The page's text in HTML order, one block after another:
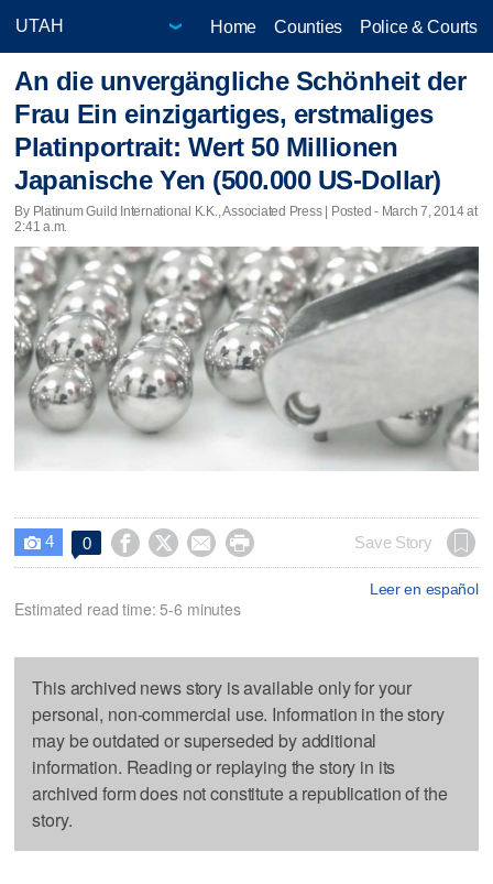
Home Counties Police & Courts
An die unvergängliche Schönheit der
Frau Ein einzigartiges, erstmaliges
Platinportrait: Wert 50 Millionen
Japanische Yen (500.000 US-Dollar)
By Platinum Guild International K.K., Associated Press | Posted - March 7, 2014 at
2:41 a.m.
 4 0     Save Story
Leer en español
Estimated read time: 5-6 minutes
This archived news story is available only for your
personal, non-commercial use. Information in the story
may be outdated or superseded by additional
information. Reading or replaying the story in its
archived form does not constitute a republication of the
story.